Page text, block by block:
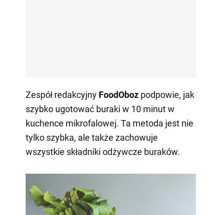
Zespół redakcyjny FoodOboz podpowie, jak
szybko ugotować buraki w 10 minut w
kuchence mikrofalowej. Ta metoda jest nie
tylko szybka, ale także zachowuje
wszystkie składniki odżywcze buraków.